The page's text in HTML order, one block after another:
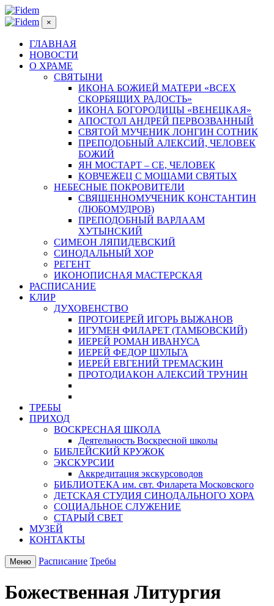
×
ГЛАВНАЯ
НОВОСТИ
О ХРАМЕ
СВЯТЫНИ
ИКОНА БОЖИЕЙ МАТЕРИ «ВСЕХ
СКОРБЯЩИХ РАДОСТЬ»
ИКОНА БОГОРОДИЦЫ «ВЕНЕЦКАЯ»
АПОСТОЛ АНДРЕЙ ПЕРВОЗВАННЫЙ
СВЯТОЙ МУЧЕНИК ЛОНГИН СОТНИК
ПРЕПОДОБНЫЙ АЛЕКСИЙ, ЧЕЛОВЕК
БОЖИЙ
ЯН МОСТАРТ – СЕ, ЧЕЛОВЕК
КОВЧЕЖЕЦ С МОЩАМИ СВЯТЫХ
НЕБЕСНЫЕ ПОКРОВИТЕЛИ
СВЯЩЕННОМУЧЕНИК КОНСТАНТИН
(ЛЮБОМУДРОВ)
ПРЕПОДОБНЫЙ ВАРЛААМ
ХУТЫНСКИЙ
СИМЕОН ЛЯПИДЕВСКИЙ
СИНОДАЛЬНЫЙ ХОР
РЕГЕНТ
ИКОНОПИСНАЯ МАСТЕРСКАЯ
РАСПИСАНИЕ
КЛИР
ДУХОВЕНСТВО
ПРОТОИЕРЕЙ ИГОРЬ ВЫЖАНОВ
ИГУМЕН ФИЛАРЕТ (ТАМБОВСКИЙ)
ИЕРЕЙ РОМАН ИВАНУСА
ИЕРЕЙ ФЕДОР ШУЛЬГА
ИЕРЕЙ ЕВГЕНИЙ ТРЕМАСКИН
ПРОТОДИАКОН АЛЕКСИЙ ТРУНИН
ТРЕБЫ
ПРИХОД
ВОСКРЕСНАЯ ШКОЛА
Деятельность Воскресной школы
БИБЛЕЙСКИЙ КРУЖОК
ЭКСКУРСИИ
Аккредитация экскурсоводов
БИБЛИОТЕКА им. свт. Филарета Московского
ДЕТСКАЯ СТУДИЯ СИНОДАЛЬНОГО ХОРА
СОЦИАЛЬНОЕ СЛУЖЕНИЕ
СТАРЫЙ СВЕТ
МУЗЕЙ
КОНТАКТЫ
Меню Расписание Требы
Божественная Литургия